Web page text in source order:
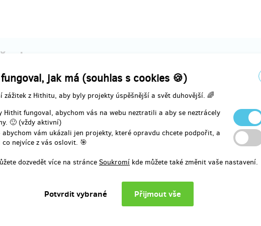
jak má (souhlas s cookies 🍪)
zážitek z Hithitu, aby byly projekty úspěšnější a svět duhovější. 🌈
fungoval, abychom vás na webu neztratili a aby se neztrácely
🙂 (vždy aktivní)
vám ukázali jen projekty, které opravdu chcete podpořit, a
nejvíce z vás oslovit. 🎯
dozvedět více na stránce Soukromí kde můžete také změnit vaše nastavení.
prodáno 5
dvě stovky a chci za to aspoň
v elektronické podobě.
to mailem, přečtu si to v
prodáno 20
Posílám Ti tři stovky, pošli mi za ně svoji
knížku. Do Z-boxu, poštovné je v ceně.
Nechám Ti tady svoji adresu, abys mi to
mohl poslat. Chci si přečíst, co jsi napsal.